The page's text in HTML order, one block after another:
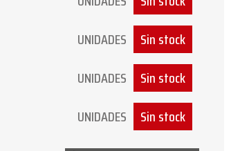
UNIDADES Sin stock
UNIDADES Sin stock
UNIDADES Sin stock